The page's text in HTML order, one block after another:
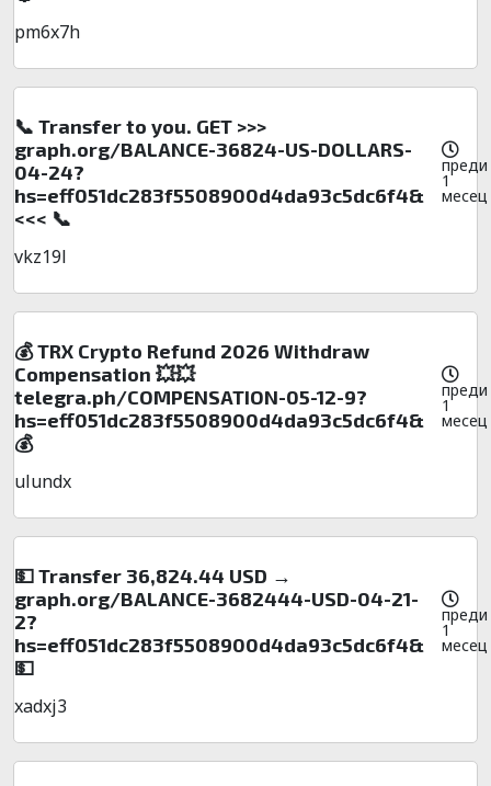
pm6x7h
📞 Transfer to you. GET >>>
graph.org/BALANCE-36824-US-DOLLARS-
04-24?
hs=eff051dc283f5508900d4da93c5dc6f4&
<<< 📞
преди
1
месец
vkz19l
💰 TRX Crypto Refund 2026 Withdraw
Compensation 💥💥
telegra.ph/COMPENSATION-05-12-9?
hs=eff051dc283f5508900d4da93c5dc6f4&
💰
преди
1
месец
ulundx
💵 Transfer 36,824.44 USD →
graph.org/BALANCE-3682444-USD-04-21-
2?
hs=eff051dc283f5508900d4da93c5dc6f4&
💵
преди
1
месец
xadxj3